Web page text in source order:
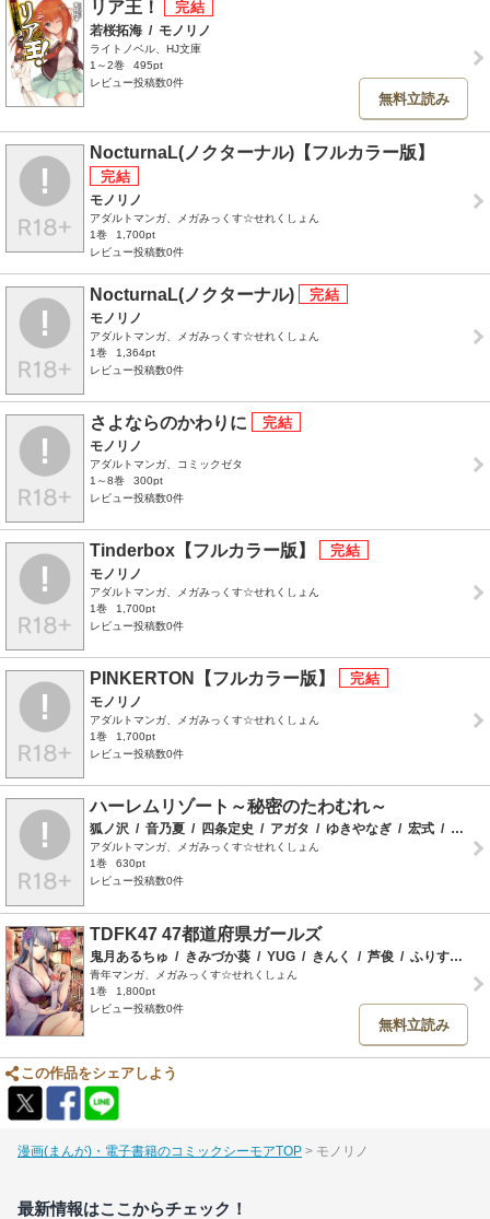
リア王！
若桜拓海 / モノリノ
ライトノベル、HJ文庫
1～2巻
495pt
レビュー投稿数0件
無料立読み
NocturnaL(ノクターナル)【フルカラー版】
モノリノ
アダルトマンガ、メガみっくす☆せれくしょん
1巻
1,700pt
レビュー投稿数0件
NocturnaL(ノクターナル)
モノリノ
アダルトマンガ、メガみっくす☆せれくしょん
1巻
1,364pt
レビュー投稿数0件
さよならのかわりに
モノリノ
アダルトマンガ、コミックゼタ
1～8巻
300pt
レビュー投稿数0件
Tinderbox【フルカラー版】
モノリノ
アダルトマンガ、メガみっくす☆せれくしょん
1巻
1,700pt
レビュー投稿数0件
PINKERTON【フルカラー版】
モノリノ
アダルトマンガ、メガみっくす☆せれくしょん
1巻
1,700pt
レビュー投稿数0件
ハーレムリゾート～秘密のたわむれ～
狐ノ沢 / 音乃夏 / 四条定史 / アガタ / ゆきやなぎ / 宏式 /
アダルトマンガ、メガみっくす☆せれくしょん
1巻
630pt
レビュー投稿数0件
TDFK47 47都道府県ガールズ
鬼月あるちゅ / きみづか葵 / YUG / きんく / 芦俊 / ふりすく
青年マンガ、メガみっくす☆せれくしょん
1巻
1,800pt
レビュー投稿数0件
無料立読み
この作品をシェアしよう
漫画(まんが)・電子書籍のコミックシーモアTOP モノリノ
最新情報はここからチェック！